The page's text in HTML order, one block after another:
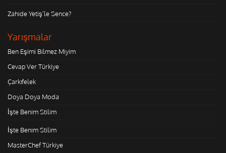
Zahide Yetiş'le Sence?
Yarışmalar
Ben Eşimi Bilmez Miyim
Cevap Ver Türkiye
Çarkıfelek
Doya Doya Moda
İşte Benim Stilim
İşte Benim Stilim
MasterChef Türkiye